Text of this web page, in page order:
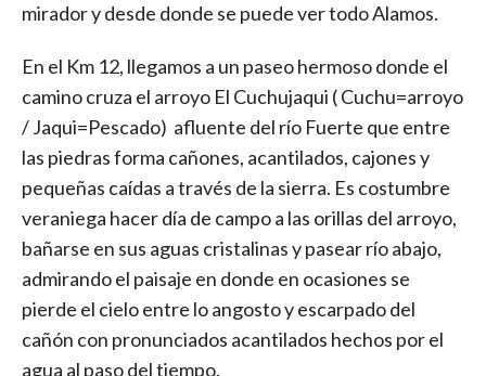
mirador y desde donde se puede ver todo Alamos.
En el Km 12, llegamos a un paseo hermoso donde el
camino cruza el arroyo El Cuchujaqui ( Cuchu=arroyo
/ Jaqui=Pescado) afluente del río Fuerte que entre
las piedras forma cañones, acantilados, cajones y
pequeñas caídas a través de la sierra. Es costumbre
veraniega hacer día de campo a las orillas del arroyo,
bañarse en sus aguas cristalinas y pasear río abajo,
admirando el paisaje en donde en ocasiones se
pierde el cielo entre lo angosto y escarpado del
cañón con pronunciados acantilados hechos por el
agua al paso del tiempo.